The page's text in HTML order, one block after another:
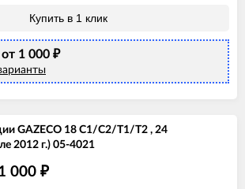
Купить в 1 клик
1 000 ₽
GAZECO 18 C1/C2/T1/T2 , 24
2012 г.) 05-4021
000 ₽